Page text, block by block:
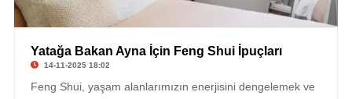
Yatağa Bakan Ayna İçin Feng Shui İpuçları
14-11-2025 18:02
Feng Shui, yaşam alanlarımızın enerjisini dengelemek ve